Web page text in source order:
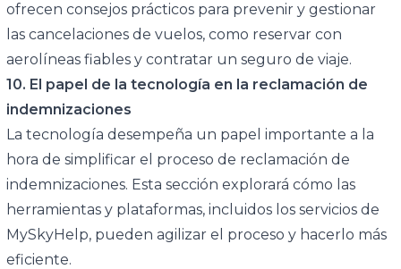
ofrecen consejos prácticos para prevenir y gestionar
las cancelaciones de vuelos, como reservar con
aerolíneas fiables y contratar un seguro de viaje.
10. El papel de la tecnología en la reclamación de
indemnizaciones
La tecnología desempeña un papel importante a la
hora de simplificar el proceso de reclamación de
indemnizaciones. Esta sección explorará cómo las
herramientas y plataformas, incluidos los servicios de
MySkyHelp, pueden agilizar el proceso y hacerlo más
eficiente.